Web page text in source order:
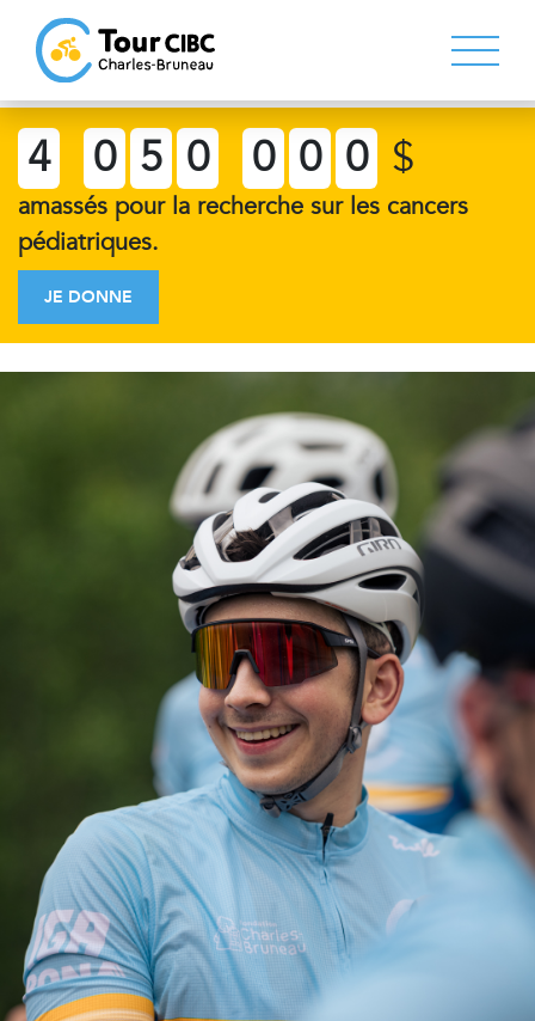
4 0 5 0 0 0 0 $
amassés pour la recherche sur les cancers
pédiatriques.
JE DONNE